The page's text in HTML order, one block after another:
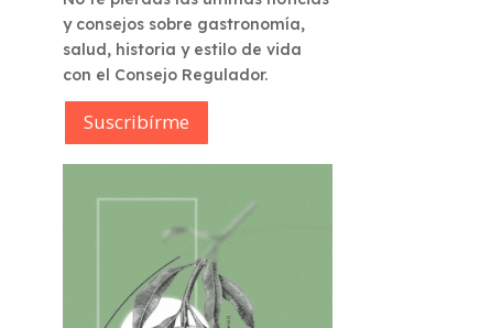
y consejos sobre gastronomía,
salud, historia y estilo de vida
con el Consejo Regulador.
Suscribírme